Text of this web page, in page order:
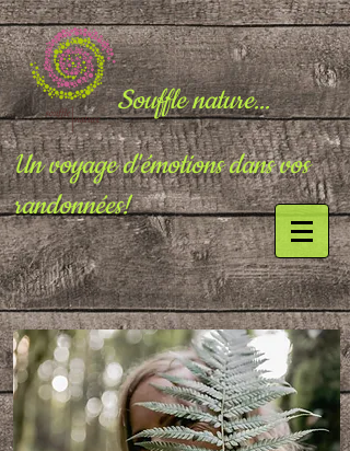
Souffle nature...
Un voyage d'émotions dans vos
randonnées!